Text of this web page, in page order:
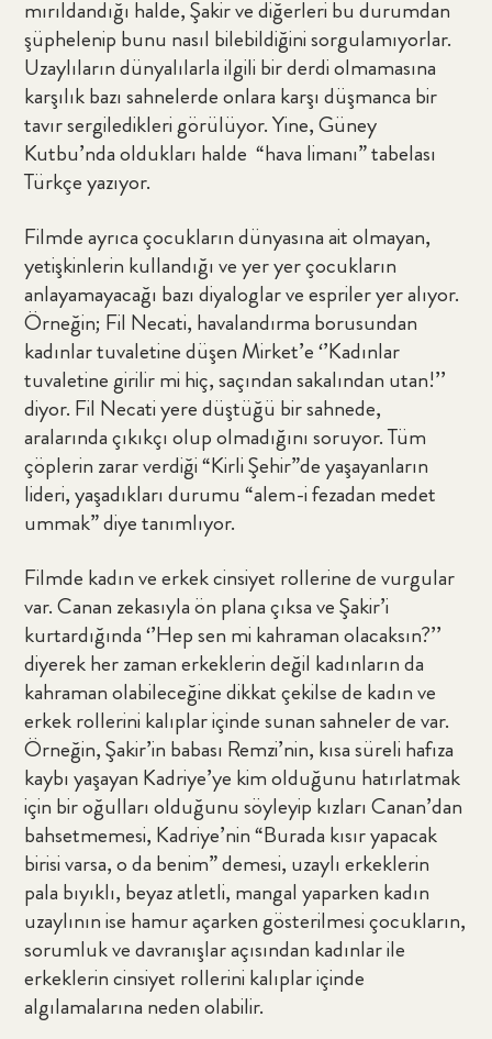
mırıldandığı halde, Şakir ve diğerleri bu durumdan
şüphelenip bunu nasıl bilebildiğini sorgulamıyorlar.
Uzaylıların dünyalılarla ilgili bir derdi olmamasına
karşılık bazı sahnelerde onlara karşı düşmanca bir
tavır sergiledikleri görülüyor. Yine, Güney
Kutbu’nda oldukları halde “hava limanı” tabelası
Türkçe yazıyor.
Filmde ayrıca çocukların dünyasına ait olmayan,
yetişkinlerin kullandığı ve yer yer çocukların
anlayamayacağı bazı diyaloglar ve espriler yer alıyor.
Örneğin; Fil Necati, havalandırma borusundan
kadınlar tuvaletine düşen Mirket’e ‘’Kadınlar
tuvaletine girilir mi hiç, saçından sakalından utan!’’
diyor. Fil Necati yere düştüğü bir sahnede,
aralarında çıkıkçı olup olmadığını soruyor. Tüm
çöplerin zarar verdiği “Kirli Şehir”de yaşayanların
lideri, yaşadıkları durumu “alem-i fezadan medet
ummak” diye tanımlıyor.
Filmde kadın ve erkek cinsiyet rollerine de vurgular
var. Canan zekasıyla ön plana çıksa ve Şakir’i
kurtardığında ‘’Hep sen mi kahraman olacaksın?’’
diyerek her zaman erkeklerin değil kadınların da
kahraman olabileceğine dikkat çekilse de kadın ve
erkek rollerini kalıplar içinde sunan sahneler de var.
Örneğin, Şakir’in babası Remzi’nin, kısa süreli hafıza
kaybı yaşayan Kadriye’ye kim olduğunu hatırlatmak
için bir oğulları olduğunu söyleyip kızları Canan’dan
bahsetmemesi, Kadriye’nin “Burada kısır yapacak
birisi varsa, o da benim” demesi, uzaylı erkeklerin
pala bıyıklı, beyaz atletli, mangal yaparken kadın
uzaylının ise hamur açarken gösterilmesi çocukların,
sorumluk ve davranışlar açısından kadınlar ile
erkeklerin cinsiyet rollerini kalıplar içinde
algılamalarına neden olabilir.